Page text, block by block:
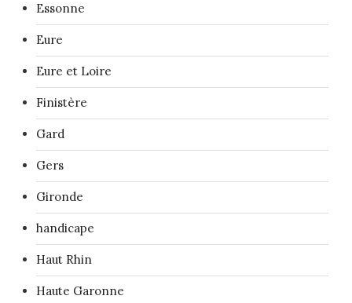
Essonne
Eure
Eure et Loire
Finistère
Gard
Gers
Gironde
handicape
Haut Rhin
Haute Garonne